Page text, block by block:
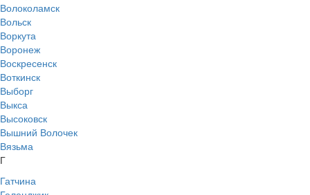
Волоколамск
Вольск
Воркута
Воронеж
Воскресенск
Воткинск
Выборг
Выкса
Высоковск
Вышний Волочек
Вязьма
Г
Гатчина